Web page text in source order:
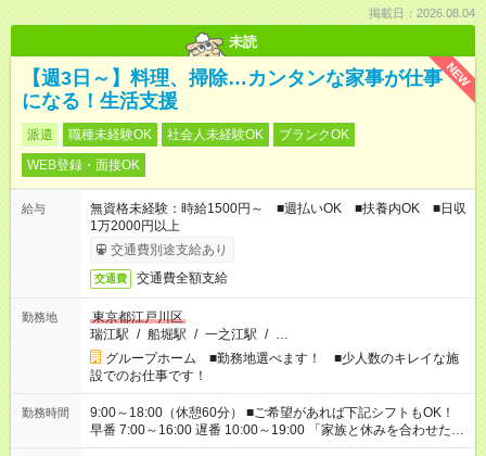
掲載日：2026.08.04
未読
NEW
【週3日～】料理、掃除…カンタンな家事が仕事
になる！生活支援
派遣 職種未経験OK 社会人未経験OK
ブランクOK
WEB登録・面接OK
給与
無資格未経験：時給1500円～ ■週払いOK ■扶養内OK ■日収
1万2000円以上
交通費別途支給あり
交通費 交通費全額支給
勤務地
東京都江戸川区
瑞江駅 / 船堀駅 / 一之江駅 / …
グループホーム ■勤務地選べます！ ■少人数のキレイな施
設でのお仕事です！
勤務時間
9:00～18:00（休憩60分） ■ご希望があれば下記シフトもOK！
早番 7:00～16:00 遅番 10:00～19:00 「家族と休みを合わせた
い」 「余裕を持って夕飯の準備がしたい」 「できれば残業はし